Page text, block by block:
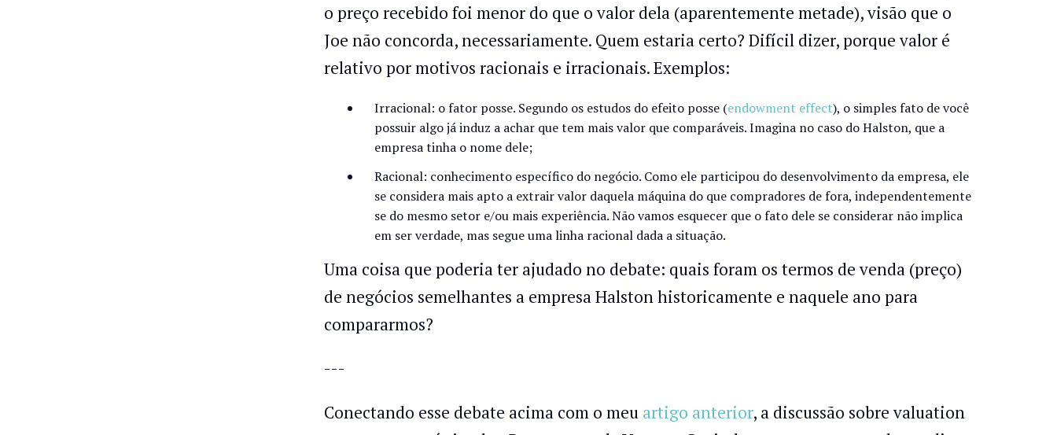
o preço recebido foi menor do que o valor dela (aparentemente metade), visão que o
Joe não concorda, necessariamente. Quem estaria certo? Difícil dizer, porque valor é
relativo por motivos racionais e irracionais. Exemplos:
Irracional: o fator posse. Segundo os estudos do efeito posse (endowment effect), o simples fato de você
possuir algo já induz a achar que tem mais valor que comparáveis. Imagina no caso do Halston, que a
empresa tinha o nome dele;
Racional: conhecimento específico do negócio. Como ele participou do desenvolvimento da empresa, ele
se considera mais apto a extrair valor daquela máquina do que compradores de fora, independentemente
se do mesmo setor e/ou mais experiência. Não vamos esquecer que o fato dele se considerar não implica
em ser verdade, mas segue uma linha racional dada a situação.
Uma coisa que poderia ter ajudado no debate: quais foram os termos de venda (preço)
de negócios semelhantes a empresa Halston historicamente e naquele ano para
compararmos?
---
Conectando esse debate acima com o meu artigo anterior, a discussão sobre valuation